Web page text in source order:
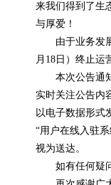
来我们得到了生
与厚爱！
由于业务发
月18日）终止运
本次公告通
实时关注公告内
以电子数据形式
“用户在线入驻
视为送达。
如有任何疑
0.07
浏览